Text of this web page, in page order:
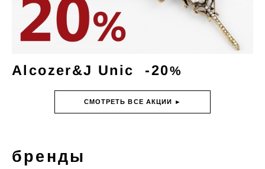
Alcozer&J Unic -20%
СМОТРЕТЬ ВСЕ АКЦИИ ►
бренды